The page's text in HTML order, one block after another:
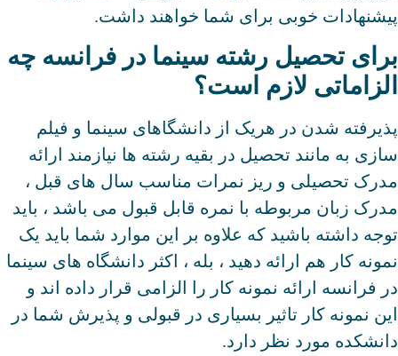
پیشنهادات خوبی برای شما خواهند داشت.
برای تحصیل رشته سینما در فرانسه چه
الزاماتی لازم است؟
پذیرفته شدن در هریک از دانشگاهای سینما و فیلم
سازی به مانند تحصیل در بقیه رشته ها نیازمند ارائه
مدرک تحصیلی و ریز نمرات مناسب سال های قبل ،
مدرک زبان مربوطه با نمره قابل قبول می باشد ، باید
توجه داشته باشید که علاوه بر این موارد شما باید یک
نمونه کار هم ارائه دهید ، بله ، اکثر دانشگاه های سینما
در فرانسه ارائه نمونه کار را الزامی قرار داده اند و
این نمونه کار تاثیر بسیاری در قبولی و پذیرش شما در
دانشکده مورد نظر دارد.